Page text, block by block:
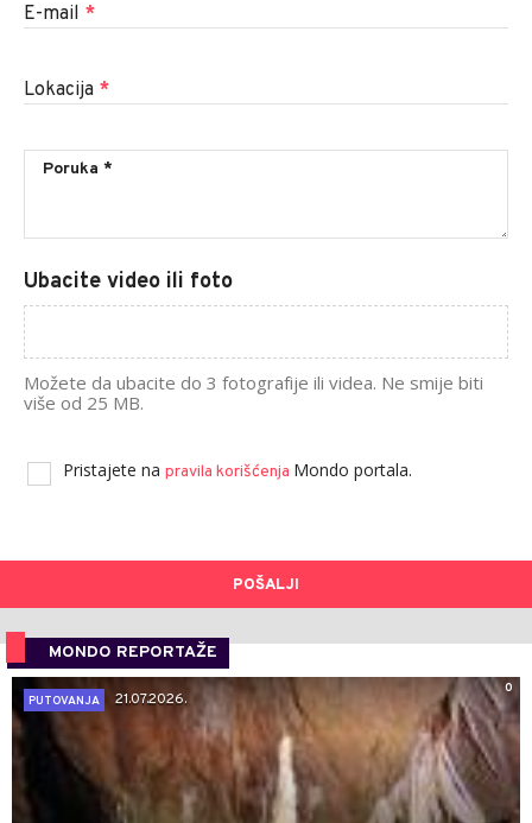
E-mail *
Lokacija *
Ubacite video ili foto
Možete da ubacite do 3 fotografije ili videa. Ne smije biti
više od 25 MB.
Pristajete na pravila korišćenja Mondo portala.
POŠALJI
MONDO REPORTAŽE
0
PUTOVANJA
21.07.2026.